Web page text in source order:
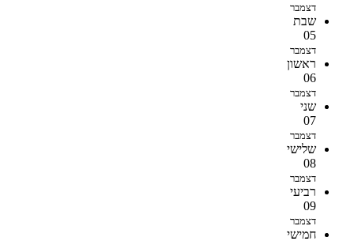
דצמבר
שבת
05
דצמבר
ראשון
06
דצמבר
שני
07
דצמבר
שלישי
08
דצמבר
רביעי
09
דצמבר
חמישי